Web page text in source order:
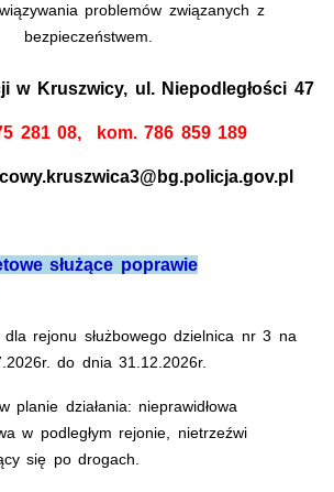
problemów związanych z
bezpieczeństwem.
w Kruszwicy, ul. Niepodległości 47
281 08, kom. 786 859 189
służące poprawie
rejonu służbowego dzielnica nr 3 na
do dnia 31.12.2026r.
planie działania: nieprawidłowa
w podległym rejonie, nietrzeźwi
się po drogach.